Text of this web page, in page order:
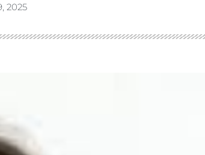
2025